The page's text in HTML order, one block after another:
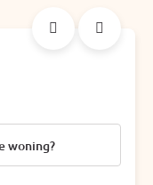
woning?